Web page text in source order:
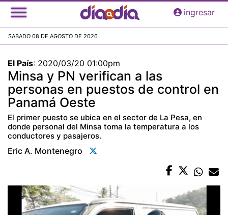
Pasar
al
principal
ingresar
SABADO 08 DE AGOSTO DE 2026
El País: 2020/03/20 01:00pm
Minsa y PN verifican a las
personas en puestos de control en
Panamá Oeste
El primer puesto se ubica en el sector de La Pesa, en
donde personal del Minsa toma la temperatura a los
conductores y pasajeros.
Eric A. Montenegro